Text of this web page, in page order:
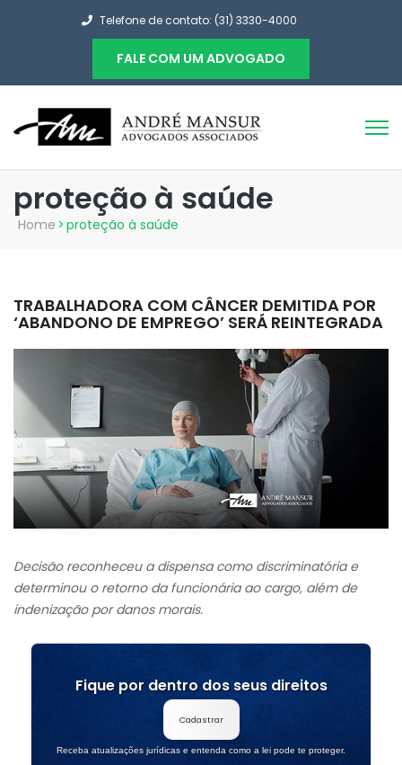
Telefone de contato: (31) 3330-4000
FALE COM UM ADVOGADO
proteção à saúde
Home > proteção à saúde
TRABALHADORA COM CÂNCER DEMITIDA POR
‘ABANDONO DE EMPREGO’ SERÁ REINTEGRADA
Decisão reconheceu a dispensa como discriminatória e
determinou o retorno da funcionária ao cargo, além de
indenização por danos morais.
Fique por dentro dos seus direitos
Cadastrar
Receba atualizações jurídicas e entenda como a lei pode te proteger.